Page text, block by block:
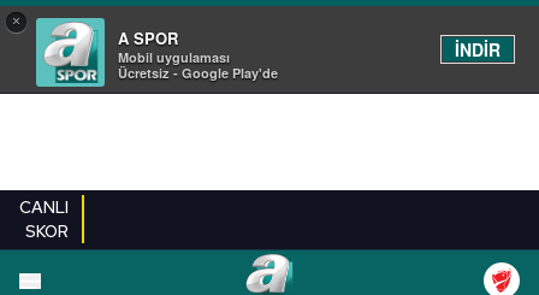
×
A SPOR
Mobil uygulaması
Ücretsiz - Google Play'de
İNDİR
CANLI
SKOR